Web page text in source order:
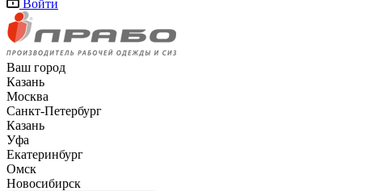
Войти
Ваш город
Казань
Москва
Санкт-Петербург
Казань
Уфа
Екатеринбург
Омск
Новосибирск